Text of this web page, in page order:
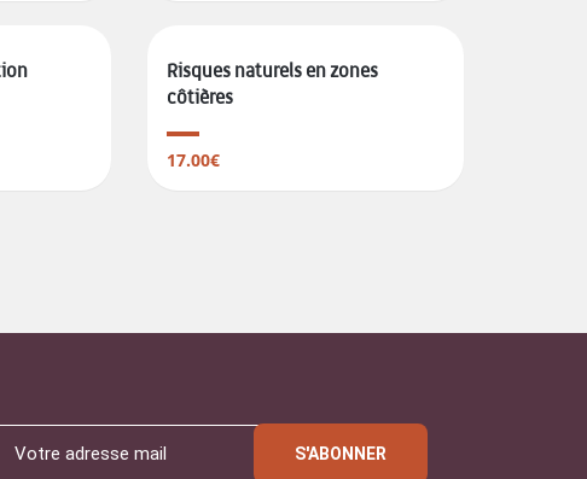
Risques naturels en zones
côtières
17.00€
S'ABONNER